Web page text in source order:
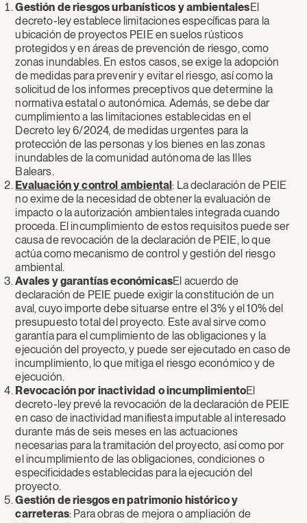
Gestión de riesgos urbanísticos y ambientalesEl
decreto-ley establece limitaciones específicas para la
ubicación de proyectos PEIE en suelos rústicos
protegidos y en áreas de prevención de riesgo, como
zonas inundables. En estos casos, se exige la adopción
de medidas para prevenir y evitar el riesgo, así como la
solicitud de los informes preceptivos que determine la
normativa estatal o autonómica. Además, se debe dar
cumplimiento a las limitaciones establecidas en el
Decreto ley 6/2024, de medidas urgentes para la
protección de las personas y los bienes en las zonas
inundables de la comunidad autónoma de las Illes
Balears.
Evaluación y control ambiental: La declaración de PEIE
no exime de la necesidad de obtener la evaluación de
impacto o la autorización ambientales integrada cuando
proceda. El incumplimiento de estos requisitos puede ser
causa de revocación de la declaración de PEIE, lo que
actúa como mecanismo de control y gestión del riesgo
ambiental.
Avales y garantías económicasEl acuerdo de
declaración de PEIE puede exigir la constitución de un
aval, cuyo importe debe situarse entre el 3% y el 10% del
presupuesto total del proyecto. Este aval sirve como
garantía para el cumplimiento de las obligaciones y la
ejecución del proyecto, y puede ser ejecutado en caso de
incumplimiento, lo que mitiga el riesgo económico y de
ejecución.
Revocación por inactividad o incumplimientoEl
decreto-ley prevé la revocación de la declaración de PEIE
en caso de inactividad manifiesta imputable al interesado
durante más de seis meses en las actuaciones
necesarias para la tramitación del proyecto, así como por
el incumplimiento de las obligaciones, condiciones o
especificidades establecidas para la ejecución del
proyecto.
Gestión de riesgos en patrimonio histórico y
carreteras: Para obras de mejora o ampliación de